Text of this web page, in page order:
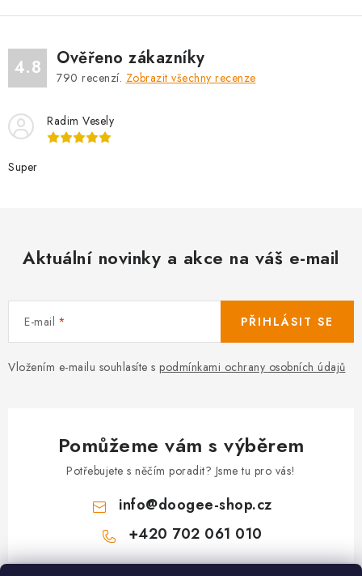
4.8 Ověřeno zákazníky
790 recenzí. Zobrazit všechny recenze
Radim Vesely
Super
Aktuální novinky a akce na váš e-mail
E-mail
Vložením e-mailu souhlasíte s podmínkami ochrany osobních údajů
PŘIHLÁSIT SE
Pomůžeme vám s výběrem
Potřebujete s něčím poradit? Jsme tu pro vás!
info@doogee-shop.cz
+420 702 061 010